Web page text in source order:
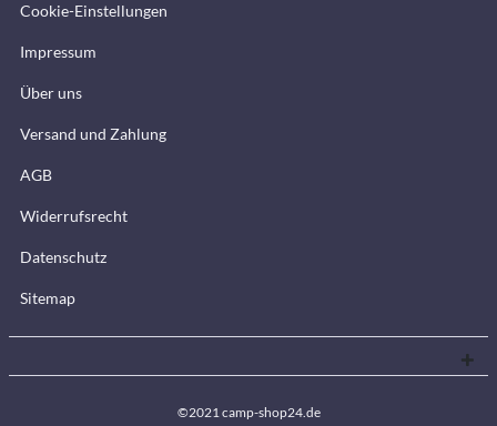
Cookie-Einstellungen
Impressum
Über uns
Versand und Zahlung
AGB
Widerrufsrecht
Datenschutz
Sitemap
©2021 camp-shop24.de